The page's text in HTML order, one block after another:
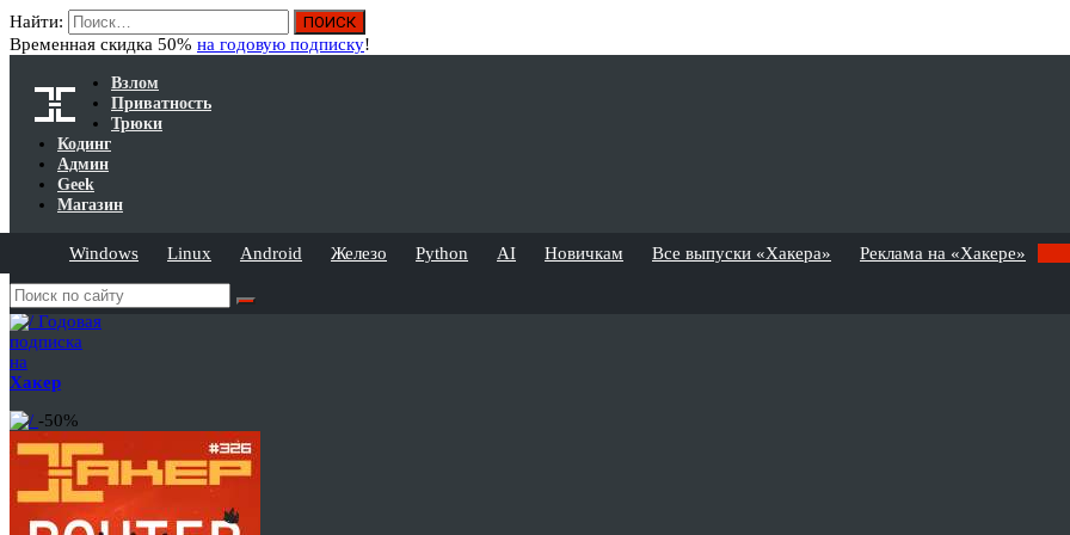
Найти:
Временная скидка 50% на годовую подписку!
Взлом
Приватность
Трюки
Кодинг
Админ
Geek
Магазин
Windows Linux Android Железо Python AI Новичкам Все выпуски «Хакера» Реклама на «Хакере»
Годовая
подписка
на
Хакер
-50%